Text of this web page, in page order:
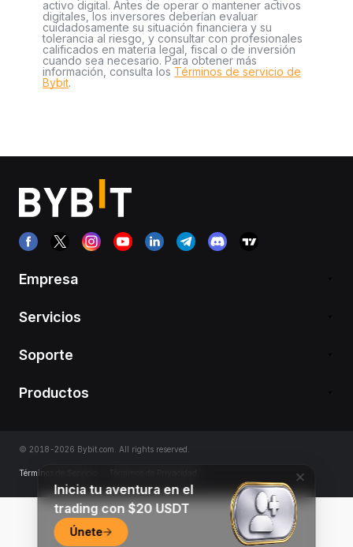
activo digital. Antes de operar o mantener activos
digitales, los inversores deberían evaluar
cuidadosamente su situación financiera y su
tolerancia al riesgo, y consultar con profesionales
calificados en materia legal, fiscal o de inversión
cuando sea necesario. Para obtener más
información, consulta los Términos de servicio de
Bybit.
Empresa
Servicios
Soporte
Productos
© 2018-2026 Bybit.com. All rights reserved.
Términos de Servicio
Inicia tu aventura en el
trading con $20 USDT
Únete